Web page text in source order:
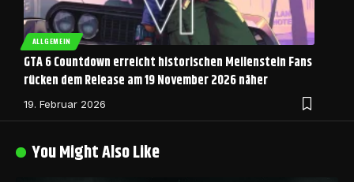
ALLGEMEIN
GTA 6 Countdown erreicht historischen Meilenstein Fans
rücken dem Release am 19 November 2026 näher
19. Februar 2026
You Might Also Like